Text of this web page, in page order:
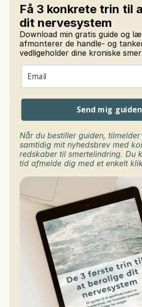
Få 3 konkrete trin til
dit nervesystem
Download min gratis guide og
afmonterer de handle- og
vedligeholder dine kroniske
Når du bestiller guiden,
samtidig mit nyhedsbrev med
redskaber til smertelindring. Du
tid afmelde dig med et enkelt